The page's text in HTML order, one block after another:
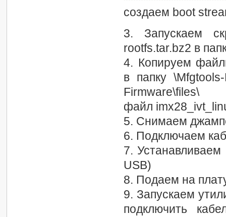
создаем boot
3. Запускаем
rootfs.tar.bz2 в
4. Копируем
в папку
Firmware\files\
файл
5. Снимаем
6. Подключаем
7.
USB)
8. Подаем на
9. Запускаем
подключить